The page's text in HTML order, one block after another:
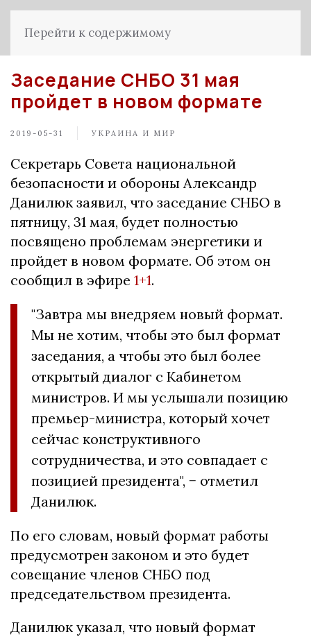
Перейти к содержимому
Заседание СНБО 31 мая
пройдет в новом формате
2019-05-31 УКРАИНА И МИР
Секретарь Совета национальной
безопасности и обороны Александр
Данилюк заявил, что заседание СНБО в
пятницу, 31 мая, будет полностью
посвящено проблемам энергетики и
пройдет в новом формате. Об этом он
сообщил в эфире 1+1.
"Завтра мы внедряем новый формат.
Мы не хотим, чтобы это был формат
заседания, а чтобы это был более
открытый диалог с Кабинетом
министров. И мы услышали позицию
премьер-министра, который хочет
сейчас конструктивного
сотрудничества, и это совпадает с
позицией президента", − отметил
Данилюк.
По его словам, новый формат работы
предусмотрен законом и это будет
совещание членов СНБО под
председательством президента.
Данилюк указал, что новый формат